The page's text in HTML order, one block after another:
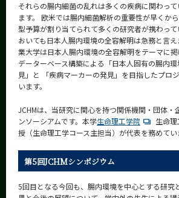
それらの腸内細菌の乱れは多くの疾病に関わっ
ます。 欧米では腸内細菌解析の重要性が早くか
型予算が割り当てられて多くの研究者が携わっ
おいても日本人腸内環境の全容解明は急務と言
業大学は日本人腸内環境の全容解明をテーマに
データーベース構築による「日本人固有の腸内
見」と 「疾病マーカーの発見」を目指したプロ
います。
JCHMは、当研究に関心を持つ関係機関・団体・
ンソーシアムです。本学生命理工学院
生命
授（生命理工学コース主担当）が代表を務めてい
第5回JCHMシンポジウム
5回目となる今回も、腸内環境を中心とする研究
課程別
月別
イベントカレンダー
Event Calendar
サイト構成
系詳細情報